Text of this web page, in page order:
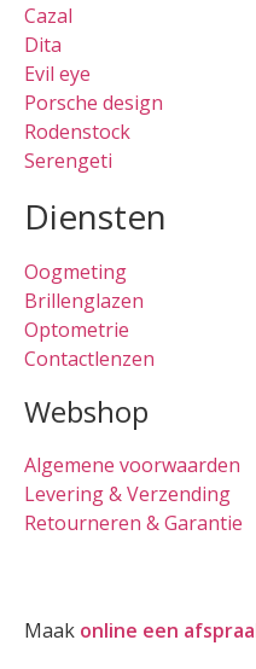
Cazal
Dita
Evil eye
Porsche design
Rodenstock
Serengeti
Diensten
Oogmeting
Brillenglazen
Optometrie
Contactlenzen
Webshop
Algemene voorwaarden
Levering & Verzending
Retourneren & Garantie
Maak online een